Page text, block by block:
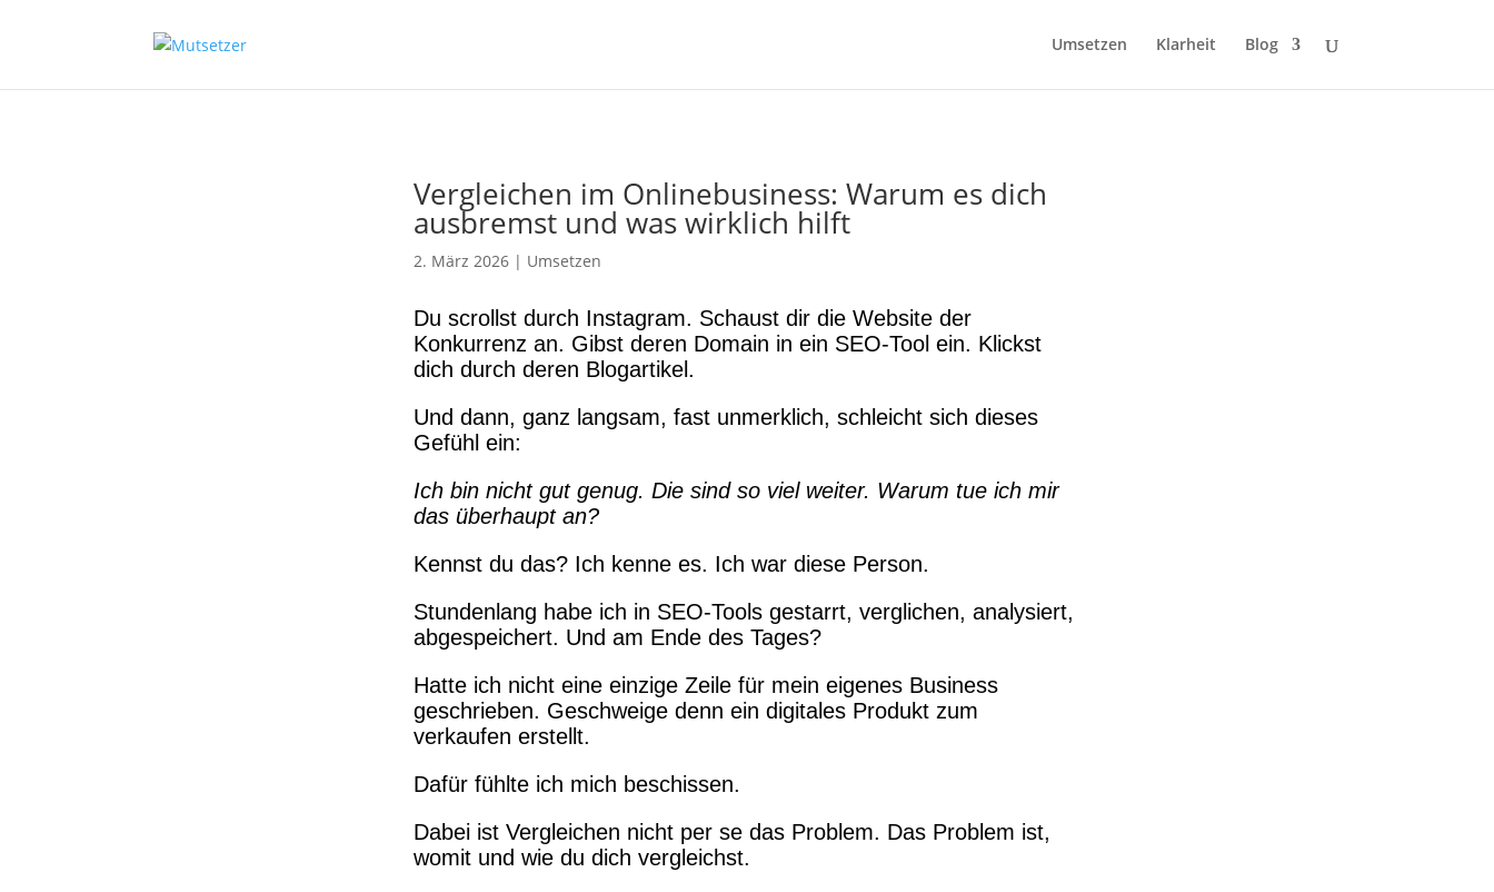
Umsetzen Klarheit Blog
Vergleichen im Onlinebusiness: Warum es dich
ausbremst und was wirklich hilft
2. März 2026 | Umsetzen
Du scrollst durch Instagram. Schaust dir die Website der
Konkurrenz an. Gibst deren Domain in ein SEO-Tool ein. Klickst
dich durch deren Blogartikel.
Und dann, ganz langsam, fast unmerklich, schleicht sich dieses
Gefühl ein:
Ich bin nicht gut genug. Die sind so viel weiter. Warum tue ich mir
das überhaupt an?
Kennst du das? Ich kenne es. Ich war diese Person.
Stundenlang habe ich in SEO-Tools gestarrt, verglichen, analysiert,
abgespeichert. Und am Ende des Tages?
Hatte ich nicht eine einzige Zeile für mein eigenes Business
geschrieben. Geschweige denn ein digitales Produkt zum
verkaufen erstellt.
Dafür fühlte ich mich beschissen.
Dabei ist Vergleichen nicht per se das Problem. Das Problem ist,
womit und wie du dich vergleichst.